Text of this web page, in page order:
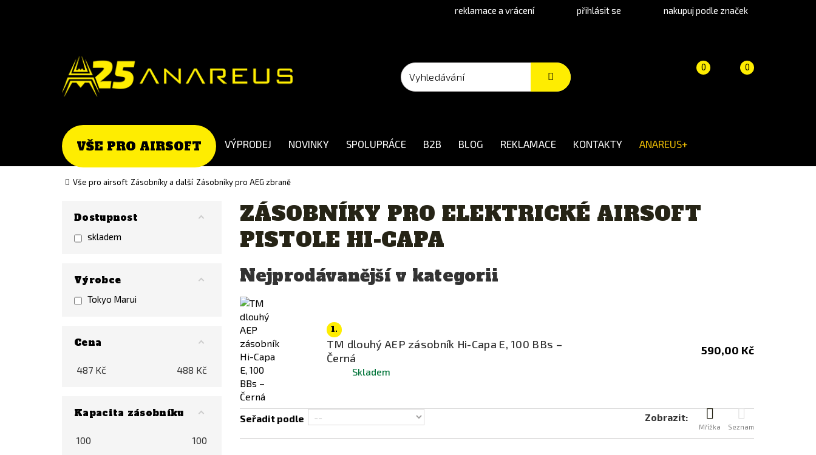
version
reklamace a vrácení přihlásit se nakupuj podle značek
Košík 0
(prázdný)
Porovnání
0
VŠE PRO AIRSOFT VÝPRODEJ NOVINKY SPOLUPRÁCE B2B BLOG REKLAMACE KONTAKTY ANAREUS+
Vše pro airsoft Zásobníky a další Zásobníky pro AEG zbraně
Dostupnost
skladem
Výrobce
Tokyo Marui
Cena
487 Kč 488 Kč
Kapacita zásobníku
100 100
ZÁSOBNÍKY PRO ELEKTRICKÉ AIRSOFT
PISTOLE HI-CAPA
Nejprodávanější v kategorii
1.
TM dlouhý AEP zásobník Hi-Capa E, 100 BBs –
Černá
Skladem
590,00 Kč
Zobrazit:
Mřížka Seznam
Seřadit podle